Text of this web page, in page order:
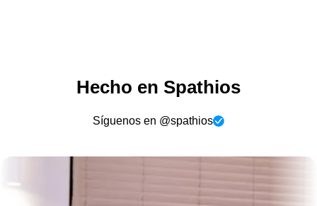
Hecho en Spathios
Síguenos en @spathios